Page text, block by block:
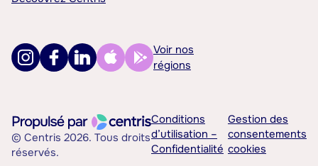
Voir nos
régions
© Centris 2026. Tous droits
réservés.
Conditions
d’utilisation –
Confidentialité
Gestion des
consentements
cookies